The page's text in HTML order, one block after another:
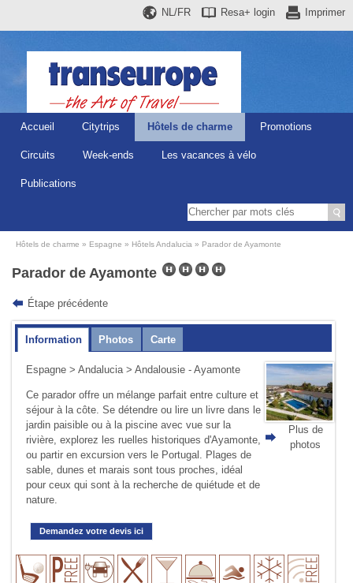
Imprimer
Resa+ login
NL/FR
Accueil Citytrips Hôtels de charme Promotions
Circuits Week-ends Les vacances à vélo
Publications
Hôtels de charme Espagne Hôtels Andalucia Parador de Ayamonte
Parador de Ayamonte
Étape précédente
Information Photos Carte
Espagne >Andalucia> Andalousie - Ayamonte
Ce parador offre un mélange parfait entre culture et
séjour à la côte. Se détendre ou lire un livre dans le
jardin paisible ou à la piscine avec vue sur la
rivière, explorez les ruelles historiques d'Ayamonte,
ou partir en excursion vers le Portugal. Plages de
sable, dunes et marais sont tous proches, idéal
pour ceux qui sont à la recherche de quiétude et de
nature.
Demandez votre devis ici
Plus de
photos